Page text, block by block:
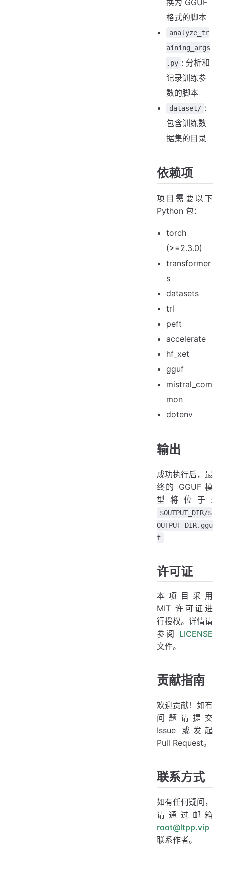
格式的脚本
analyze_tr
aining_args
.py : 分析和
记录训练参
数的脚本
dataset/ :
包含训练数
据集的目录
依赖项
项目需要以下
Python 包：
torch
(>=2.3.0)
transformer
s
datasets
trl
peft
accelerate
hf_xet
gguf
mistral_com
mon
dotenv
输出
成功执行后，最
终的 GGUF 模
型将位于:
$OUTPUT_DIR/$
OUTPUT_DIR.ggu
f
许可证
本项目采用
MIT 许可证进
行授权。详情请
参阅 LICENSE
文件。
贡献指南
欢迎贡献！如有
问题请提交
Issue 或发起
Pull Request。
联系方式
如有任何疑问，
请通过邮箱
root@ltpp.vip
联系作者。